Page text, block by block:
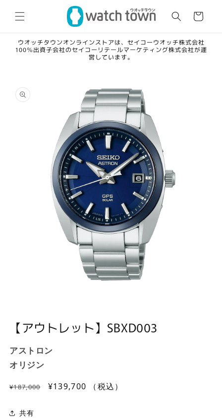
ンツに
進む
ー
ウオッチタウンオンラインストアは、セイコーウオッチ株式会社
100％出資子会社のセイコーリテールマーケティング株式会社が運
営しています。
報にス
キップ
ィ
ア
開
【アウトレット】SBXD003
アストロン
オリジン
通
価
¥187,000
セ
¥139,700 （税込）
共有